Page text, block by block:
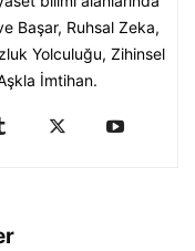
Başar, Ruhsal Zeka,
Yolculuğu, Zihinsel
İmtihan.